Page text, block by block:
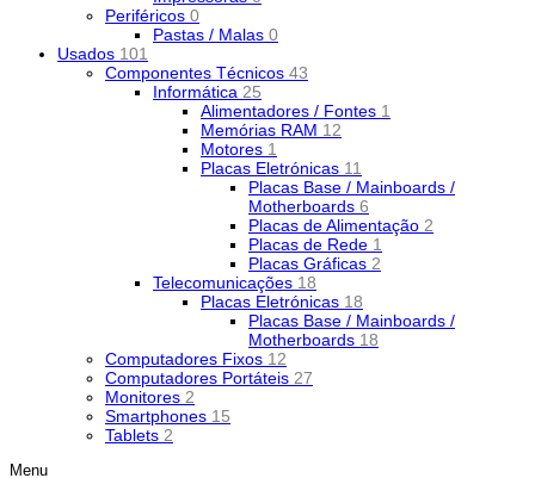
Periféricos 0
Pastas / Malas 0
Usados 101
Componentes Técnicos 43
Informática 25
Alimentadores / Fontes 1
Memórias RAM 12
Motores 1
Placas Eletrónicas 11
Placas Base / Mainboards /
Motherboards 6
Placas de Alimentação 2
Placas de Rede 1
Placas Gráficas 2
Telecomunicações 18
Placas Eletrónicas 18
Placas Base / Mainboards /
Motherboards 18
Computadores Fixos 12
Computadores Portáteis 27
Monitores 2
Smartphones 15
Tablets 2
Menu